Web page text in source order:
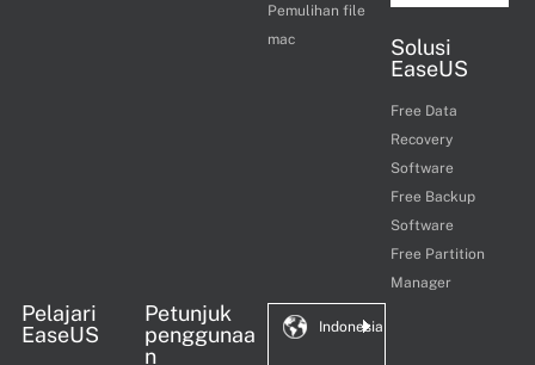
Pemulihan file
mac
Solusi
EaseUS
Free Data
Recovery
Software
Free Backup
Software
Free Partition
Manager
Pelajari
EaseUS
Petunjuk
penggunaa
n
Indonesia